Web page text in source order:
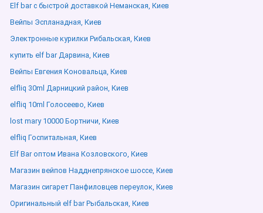
Elf bar с быстрой доставкой Неманская, Киев
Вейпы Эспланадная, Киев
Электронные курилки Рибальская, Киев
купить elf bar Дарвина, Киев
Вейпы Евгения Коновальца, Киев
elfliq 30ml Дарницкий район, Киев
elfliq 10ml Голосеево, Киев
lost mary 10000 Бортничи, Киев
elfliq Госпитальная, Киев
Elf Bar оптом Ивана Козловского, Киев
Магазин вейпов Надднепрянское шоссе, Киев
Магазин сигарет Панфиловцев переулок, Киев
Оригинальный elf bar Рыбальская, Киев